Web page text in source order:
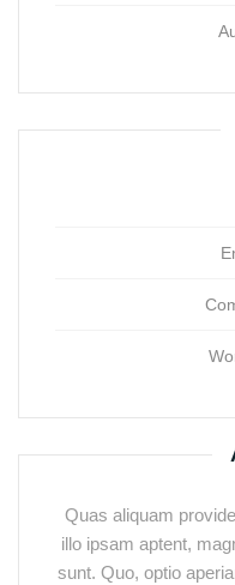
Quas aliquam
illo ipsam aptent,
sunt. Quo, optio